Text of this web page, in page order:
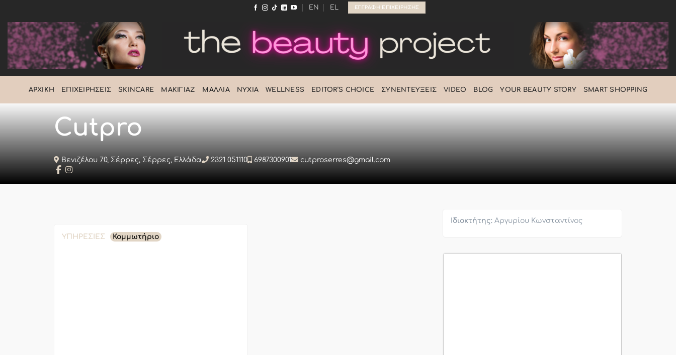
περιεχόμενο
EN EL ΕΓΓΡΑΦΉ ΕΠΙΧΕΊΡΗΣΗΣ
ΑΡΧΙΚΉ ΕΠΙΧΕΙΡΉΣΕΙΣ SKINCARE ΜΑΚΙΓΙΆΖ ΜΑΛΛΙΆ ΝΎΧΙΑ WELLNESS EDITOR’S CHOICE ΣΥΝΕΝΤΕΎΞΕΙΣ VIDEO BLOG ΥOUR BEAUTY STORY SMART SHOPPING
Cutpro
Βενιζέλου 70, Σέρρες, Σέρρες, Ελλάδα 2321 051110 6987300901 cutproserres@gmail.com
ΥΠΗΡΕΣΊΕΣ Κομμωτήριο
Ιδιοκτήτης: Αργυρίου Κωνσταντίνος